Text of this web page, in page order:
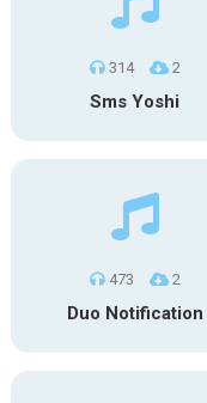
314 2
Sms Yoshi
473 2
Duo Notification